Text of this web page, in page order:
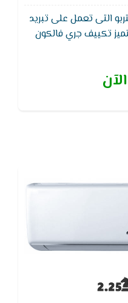
التى تعمل على تبريد
تكييف جري فالكون
عوازل الصوت لمنع الصوت